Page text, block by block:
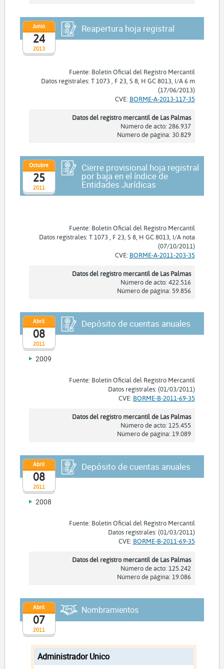
2013
Junio
24
Reapertura hoja registral
Fuente: Boletín Oficial del Registro Mercantil
Datos registrales: T 1073 , F 23, S 8, H GC 8013, I/A 6 m
(17/06/2013)
CVE: BORME-A-2013-117-35
Datos del registro mercantil de Las Palmas
Número de acto: 286.937
Número de página: 30.829
2011
Octubre
25
Cierre provisional hoja registral
por baja en el índice de
Entidades Jurídicas
Fuente: Boletín Oficial del Registro Mercantil
Datos registrales: T 1073 , F 23, S 8, H GC 8013, I/A nota
(07/10/2011)
CVE: BORME-A-2011-203-35
Datos del registro mercantil de Las Palmas
Número de acto: 422.516
Número de página: 59.856
2011
Abril
08
Depósito de cuentas anuales
2009
Fuente: Boletín Oficial del Registro Mercantil
Datos registrales: (01/03/2011)
CVE: BORME-B-2011-69-35
Datos del registro mercantil de Las Palmas
Número de acto: 125.455
Número de página: 19.089
2011
Abril
08
Depósito de cuentas anuales
2008
Fuente: Boletín Oficial del Registro Mercantil
Datos registrales: (01/03/2011)
CVE: BORME-B-2011-69-35
Datos del registro mercantil de Las Palmas
Número de acto: 125.242
Número de página: 19.086
2011
Abril
07
Nombramientos
Administrador Unico